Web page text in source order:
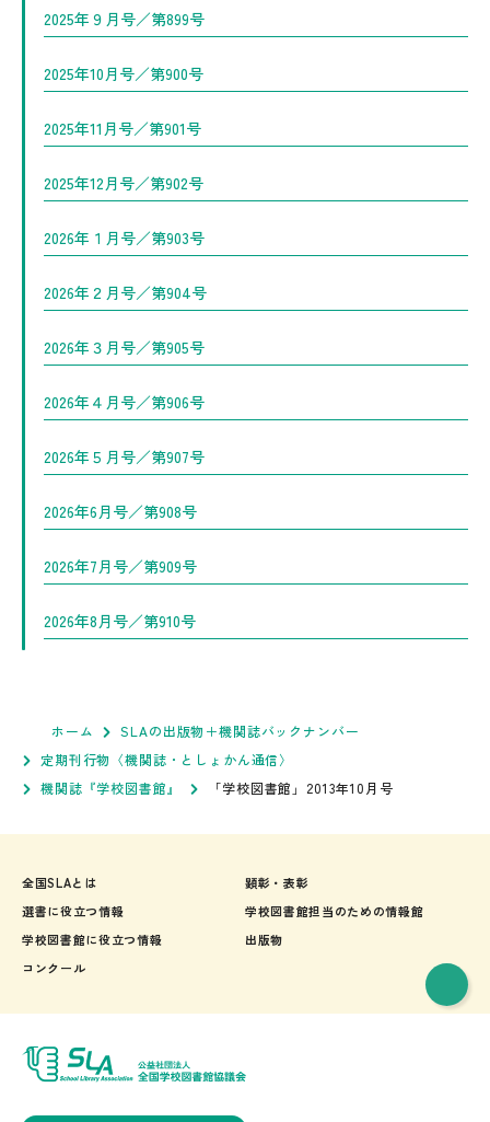
2025年９月号／第899号
2025年10月号／第900号
2025年11月号／第901号
2025年12月号／第902号
2026年１月号／第903号
2026年２月号／第904号
2026年３月号／第905号
2026年４月号／第906号
2026年５月号／第907号
2026年6月号／第908号
2026年7月号／第909号
2026年8月号／第910号
ホーム
SLAの出版物＋機関誌バックナンバー
定期刊行物〈機関誌・としょかん通信〉
機関誌『学校図書館』
「学校図書館」2013年10月号
全国SLAとは
選書に役立つ情報
学校図書館に役立つ情報
コンクール
顕彰・表彰
学校図書館担当のための情報館
出版物